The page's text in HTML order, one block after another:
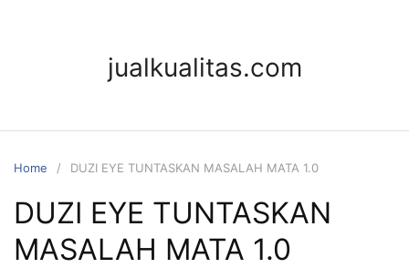
jualkualitas.com
Home DUZI EYE TUNTASKAN MASALAH MATA 1.0
DUZI EYE TUNTASKAN
MASALAH MATA 1.0